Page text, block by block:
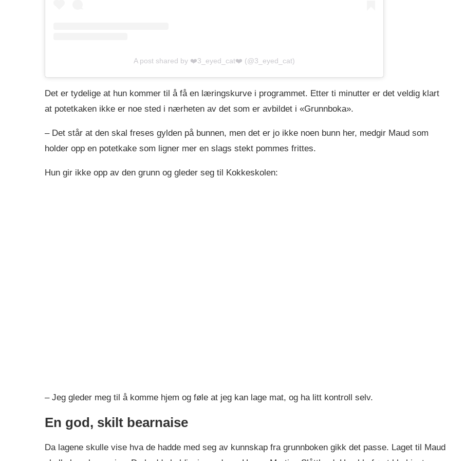
A post shared by ❤️3_eyed_cat❤️ (@3_eyed_cat)
Det er tydelige at hun kommer til å få en læringskurve i programmet. Etter ti minutter er det veldig klart
at potetkaken ikke er noe sted i nærheten av det som er avbildet i «Grunnboka».
– Det står at den skal freses gylden på bunnen, men det er jo ikke noen bunn her, medgir Maud som
holder opp en potetkake som ligner mer en slags stekt pommes frittes.
Hun gir ikke opp av den grunn og gleder seg til Kokkeskolen:
– Jeg gleder meg til å komme hjem og føle at jeg kan lage mat, og ha litt kontroll selv.
En god, skilt bearnaise
Da lagene skulle vise hva de hadde med seg av kunnskap fra grunnboken gikk det passe. Laget til Maud